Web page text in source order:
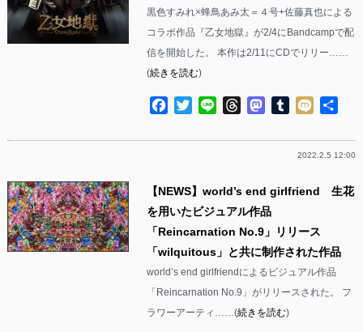
黒色すみれ×蜂鳥あみ太＝４号+佐藤真也による
コラボ作品『乙女地獄』が2/4にBandcampで配
信を開始した。 本作は2/11にCDでリリー……
(続きを読む)
Facebook
TwitterLine ThreadsMastodon
Tumblr
Mixi
2022.2.5 12:00
【NEWS】world’s end girlfriend 生花
を用いたビジュアル作品
「Reincarnation No.9」リリース
「wilquitous」と共に制作された作品
world’s end girlfriendによるビジュアル作品
「Reincarnation No.9」がリリースされた。 フ
ラワーアーティ……(続きを読む)